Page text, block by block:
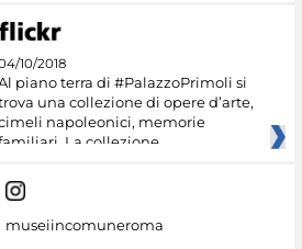
10/2018
piano terra di #PalazzoPrimoli si
una collezione di opere d’arte,
napoleonici, memorie
La collezione
museiincomuneroma